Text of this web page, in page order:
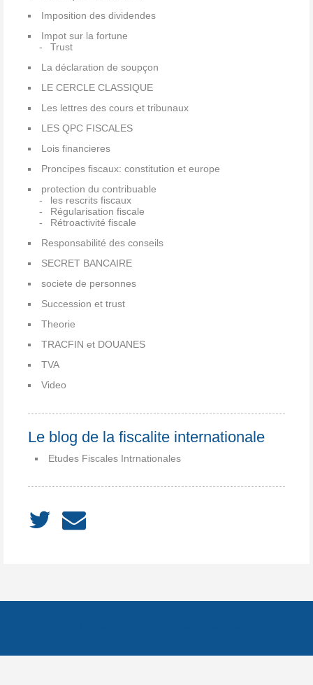
Imposition des dividendes
Impot sur la fortune
Trust
La déclaration de soupçon
LE CERCLE CLASSIQUE
Les lettres des cours et tribunaux
LES QPC FISCALES
Lois financieres
Proncipes fiscaux: constitution et europe
protection du contribuable
les rescrits fiscaux
Régularisation fiscale
Rétroactivité fiscale
Responsabilité des conseils
SECRET BANCAIRE
societe de personnes
Succession et trust
Theorie
TRACFIN et DOUANES
TVA
Video
Le blog de la fiscalite internationale
Etudes Fiscales Intrnationales